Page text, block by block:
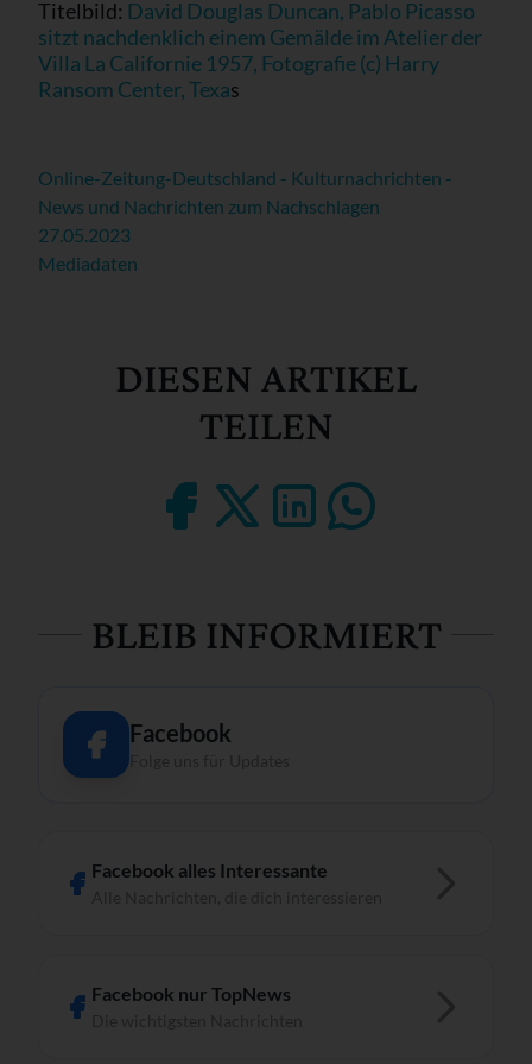
Titelbild: David Douglas Duncan, Pablo Picasso
sitzt nachdenklich einem Gemälde im Atelier der
Villa La Californie 1957, Fotografie (c) Harry
Ransom Center, Texas
Online-Zeitung-Deutschland - Kulturnachrichten -
News und Nachrichten zum Nachschlagen
27.05.2023
Mediadaten
DIESEN ARTIKEL
TEILEN
BLEIB INFORMIERT
Facebook
Facebook alles Interessante
Facebook nur TopNews